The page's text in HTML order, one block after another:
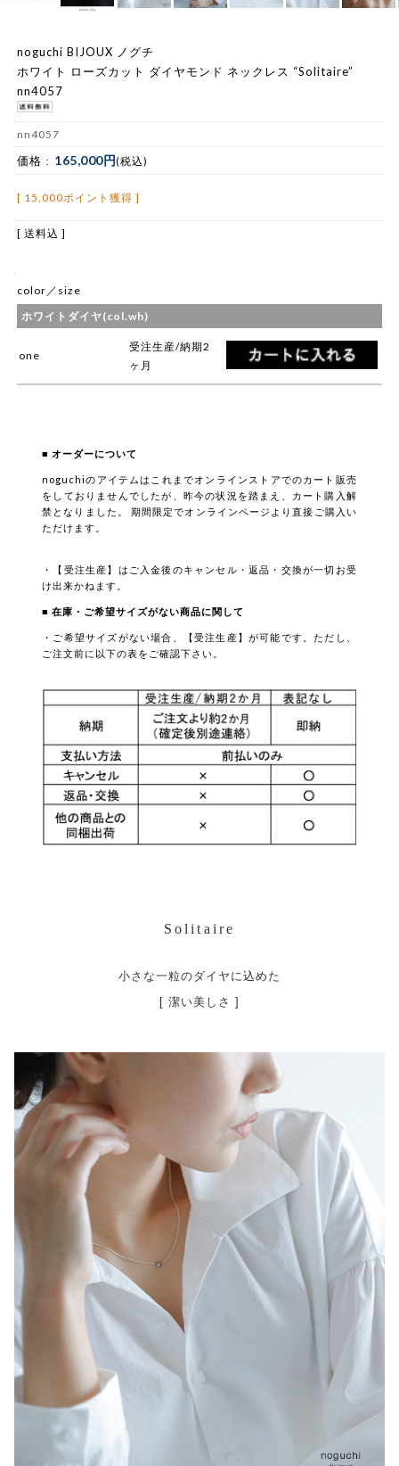
noguchi BIJOUX ノグチ
ホワイト ローズカット ダイヤモンド ネックレス “Solitaire”
nn4057
nn4057
価格 : 165,000円(税込)
[ 15,000ポイント獲得 ]
[ 送料込 ]
color／size
ホワイトダイヤ(col.wh)
one
受注生産/納期2
ヶ月
■ オーダーについて
noguchiのアイテムはこれまでオンラインストアでのカート販売
をしておりませんでしたが、昨今の状況を踏まえ、カート購入解
禁となりました。 期間限定でオンラインページより直接ご購入い
ただけます。
・【受注生産】はご入金後のキャンセル・返品・交換が一切お受
け出来かねます。
■ 在庫・ご希望サイズがない商品に関して
・ご希望サイズがない場合、【受注生産】が可能です。ただし、
ご注文前に以下の表をご確認下さい。
Solitaire
小さな一粒のダイヤに込めた
[ 潔い美しさ ]